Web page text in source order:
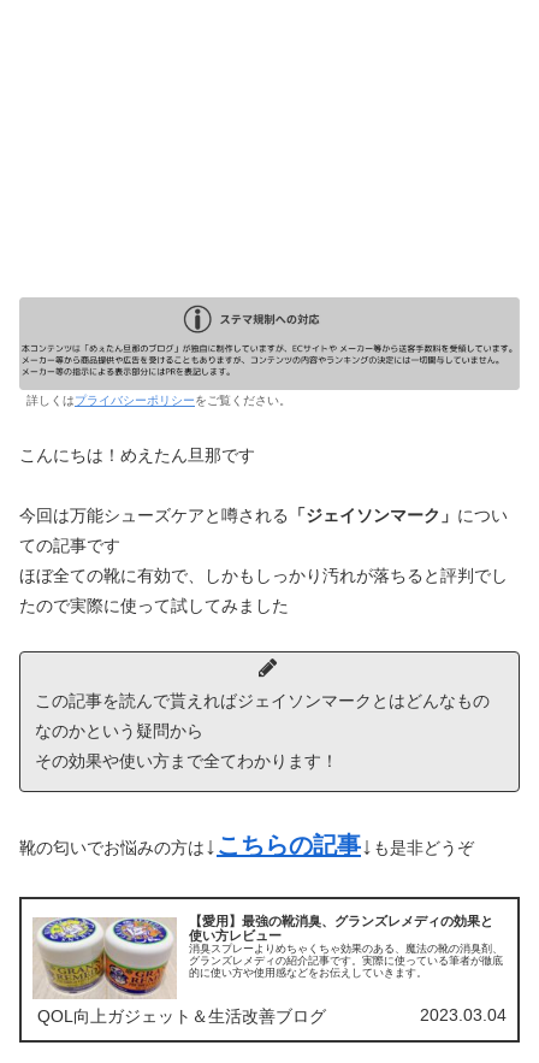
詳しくはプライバシーポリシーをご覧ください。
こんにちは！めえたん旦那です
今回は万能シューズケアと噂される 「ジェイソンマーク」 につい
ての記事です
ほぼ全ての靴に有効で、しかもしっかり汚れが落ちると評判でし
たので実際に使って試してみました
この記事を読んで貰えればジェイソンマークとはどんなもの
なのかという疑問から
その効果や使い方まで全てわかります！
靴の匂いでお悩みの方は↓こちらの記事↓ も是非どうぞ
【愛用】最強の靴消臭、グランズレメディの効果と
使い方レビュー
消臭スプレーよりめちゃくちゃ効果のある、魔法の靴の消臭剤、
グランズレメディの紹介記事です。実際に使っている筆者が徹底
的に使い方や使用感などをお伝えしていきます。
QOL向上ガジェット＆生活改善ブログ 2023.03.04